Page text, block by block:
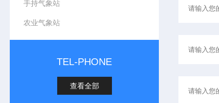
手持气象站
农业气象站
TEL-PHONE
查看全部